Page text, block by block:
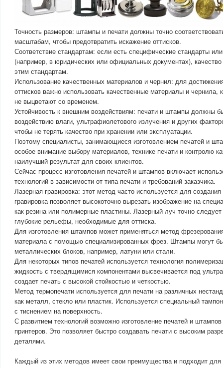
Точность размеров: штампы и печати должны точно
масштабам, чтобы предотвратить искажение оттисков.
Соответствие стандартам: если есть специфические стандарты
(например, в юридических или официальных документах),
этим стандартам.
Использование качественных материалов и чернил: для
оттисков важно использовать качественные материалы и
не выцветают со временем.
Устойчивость к внешним воздействиям: печати и штампы должны
воздействию влаги, ультрафиолетового излучения и других
чтобы не терять качество при хранении или эксплуатации.
Поэтому специалисты, занимающиеся изготовлением печатей и
особое внимание выбору материалов, технике печати и контролю
наилучший результат для своих клиентов.
Сейчас процесс изготовления печатей и штампов включает
технологий в зависимости от типа печати и требований заказчика.
Лазерная гравировка: этот метод часто используется для
гравировка позволяет высокоточно вырезать изображение на
как резина или полимерные пластины. Лазерный луч точно
глубокие рельефы, необходимые для оттиска.
Для изготовления штампов может применяться метод
материала с помощью специализированных фрез. Штампы могут
металлических блоков, например, латуни или стали.
Для некоторых типов печатей используется технология
жидкость с твердящимися компонентами высвечивается под
создает печать с высокой стойкостью и четкостью.
Метод термопечати используется для печати на различных
как металл, стекло или пластик. Используется специальный
с тиснением на поверхность.
С развитием технологий возможно изготовление печатей и
принтеров. Это позволяет быстро создавать печати с высоким
деталями.
Каждый из этих методов имеет свои преимущества и подходит